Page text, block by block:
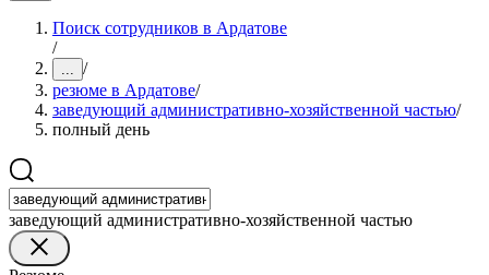
Поиск сотрудников в Ардатове
/
... /
резюме в Ардатове/
заведующий административно-хозяйственной частью/
полный день
заведующий административно-хозяйственной частью